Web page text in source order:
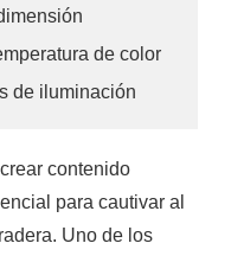
de color
de iluminación
contenido
para cautivar al
Uno de los